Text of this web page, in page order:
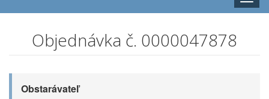
Objednávka č. 0000047878
Obstarávateľ